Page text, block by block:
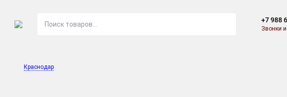
+7 988
Звонки
Краснодар